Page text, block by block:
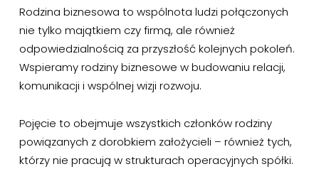
Rodzina biznesowa to wspólnota ludzi połączonych
nie tylko majątkiem czy firmą, ale również
odpowiedzialnością za przyszłość kolejnych pokoleń.
Wspieramy rodziny biznesowe w budowaniu relacji,
komunikacji i wspólnej wizji rozwoju.
Pojęcie to obejmuje wszystkich członków rodziny
powiązanych z dorobkiem założycieli – również tych,
którzy nie pracują w strukturach operacyjnych spółki.